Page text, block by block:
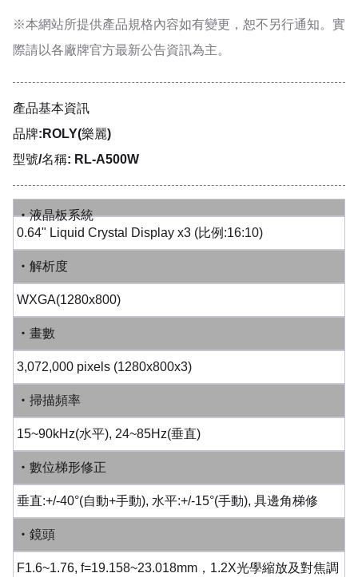
※本網站所提供產品規格內容如有變更，恕不另行通知。實
際請以各廠牌官方最新公告資訊為主。
產品基本資訊
品牌:ROLY(樂麗)
型號/名稱: RL-A500W
‧液晶板系統
0.64" Liquid Crystal Display x3 (比例:16:10)
‧解析度
WXGA(1280x800)
‧畫數
3,072,000 pixels (1280x800x3)
‧掃描頻率
15~90kHz(水平), 24~85Hz(垂直)
‧數位梯形修正
垂直:+/-40°(自動+手動), 水平:+/-15°(手動), 具邊角梯修
‧鏡頭
F1.6~1.76, f=19.158~23.018mm，1.2X光學縮放及對焦調